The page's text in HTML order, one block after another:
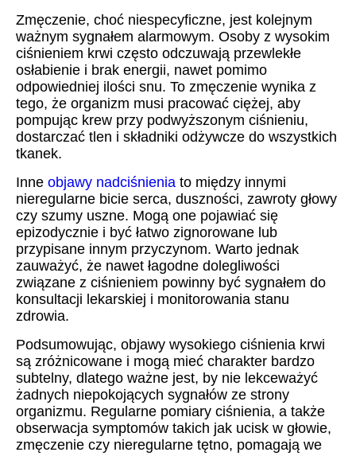
Zmęczenie, choć niespecyficzne, jest kolejnym
ważnym sygnałem alarmowym. Osoby z wysokim
ciśnieniem krwi często odczuwają przewlekłe
osłabienie i brak energii, nawet pomimo
odpowiedniej ilości snu. To zmęczenie wynika z
tego, że organizm musi pracować ciężej, aby
pompując krew przy podwyższonym ciśnieniu,
dostarczać tlen i składniki odżywcze do wszystkich
tkanek.
Inne objawy nadciśnienia to między innymi
nieregularne bicie serca, duszności, zawroty głowy
czy szumy uszne. Mogą one pojawiać się
epizodycznie i być łatwo zignorowane lub
przypisane innym przyczynom. Warto jednak
zauważyć, że nawet łagodne dolegliwości
związane z ciśnieniem powinny być sygnałem do
konsultacji lekarskiej i monitorowania stanu
zdrowia.
Podsumowując, objawy wysokiego ciśnienia krwi
są zróżnicowane i mogą mieć charakter bardzo
subtelny, dlatego ważne jest, by nie lekceważyć
żadnych niepokojących sygnałów ze strony
organizmu. Regularne pomiary ciśnienia, a także
obserwacja symptomów takich jak ucisk w głowie,
zmęczenie czy nieregularne tętno, pomagają we